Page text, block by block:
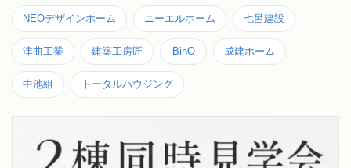
NEOデザインホーム ニーエルホーム 七呂建設
津曲工業 建築工房匠 BinO 成建ホーム
中池組 トータルハウジング